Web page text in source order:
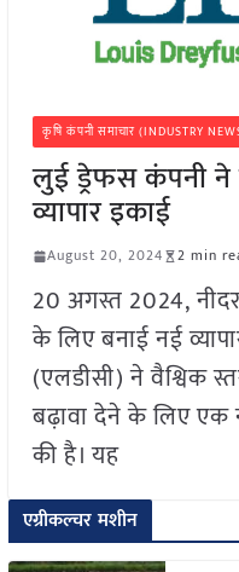
कृषि कंपनी समाचार (INDUSTRY
लुई ड्रेफस कंपनी ने
व्यापार इकाई
August 20, 2024 2 min
20 अगस्त 2024,
के लिए बनाई नई
(एलडीसी) ने वैश्विक
बढ़ावा देने के लिए एक
की है। यह
एग्रीकल्चर मशीन